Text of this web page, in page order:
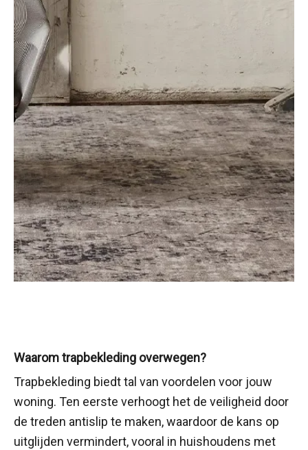
Waarom trapbekleding overwegen?
Trapbekleding biedt tal van voordelen voor jouw
woning. Ten eerste verhoogt het de veiligheid door
de treden antislip te maken, waardoor de kans op
uitglijden vermindert, vooral in huishoudens met